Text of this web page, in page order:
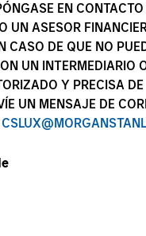
EN
UN ASESOR
CASO DE QUE NO
UN INTERMEDIARIO
Y PRECISA DE
UN MENSAJE DE
EXPERIENCE